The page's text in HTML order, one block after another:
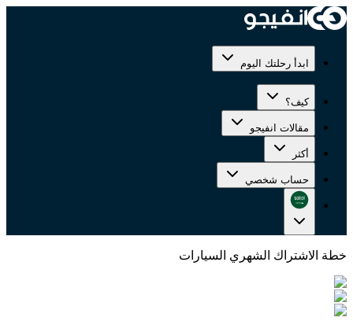
ابدأ رحلتك اليوم
كيف؟
مقالات انفيجو
أكثر
حساب شخصي
خطة الاشتراك الشهري السيارات